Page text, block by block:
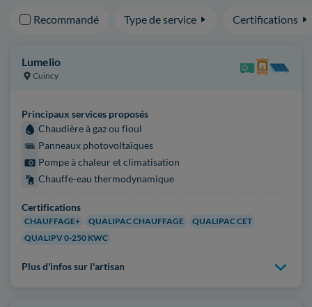
Recommandé Type de service Certifications
Lumelio
Cuincy
Principaux services proposés
Chaudière à gaz ou fioul
Panneaux photovoltaïques
Pompe à chaleur et climatisation
Chauffe-eau thermodynamique
Certifications
CHAUFFAGE+ QUALIPAC CHAUFFAGE
QUALIPAC CET
QUALIPV 0-250 KWC
Plus d'infos sur l'artisan